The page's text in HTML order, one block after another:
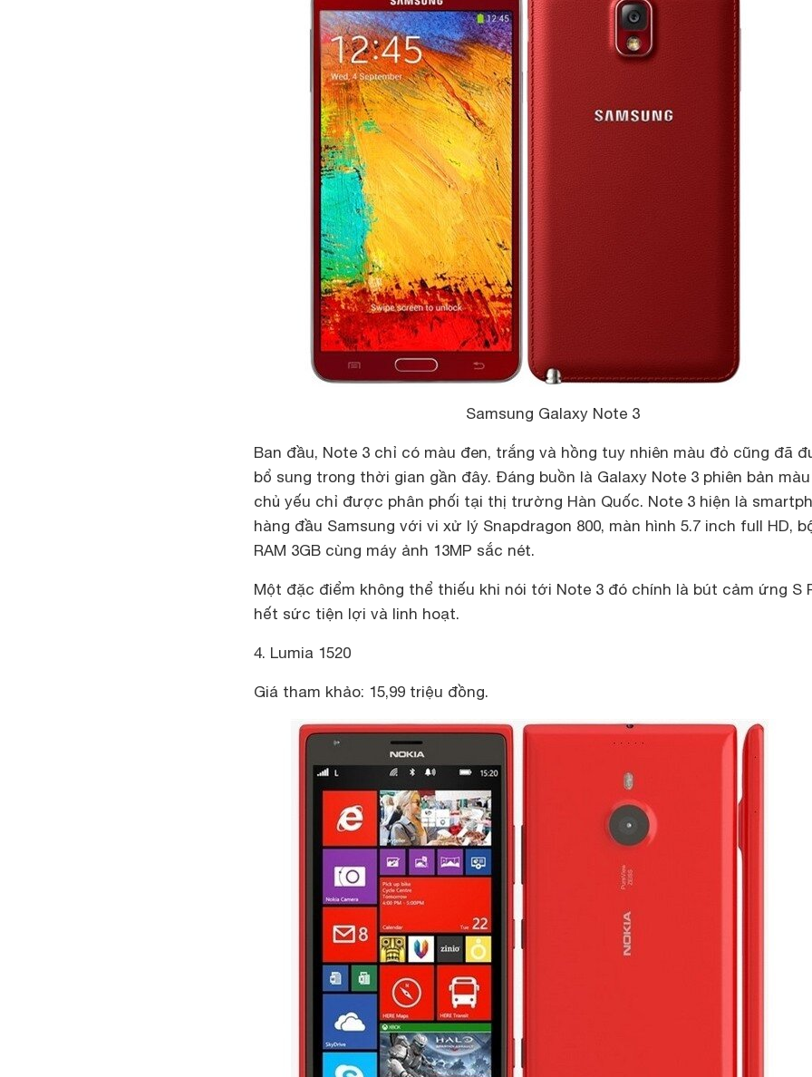
Samsung Galaxy Note 3
Ban đầu, Note 3 chỉ có màu đen, trắng và hồng tuy nhiên màu đỏ cũng đã
bổ sung trong thời gian gần đây. Đáng buồn là Galaxy Note 3 phiên bản
chủ yếu chỉ được phân phối tại thị trường Hàn Quốc. Note 3 hiện là
hàng đầu Samsung với vi xử lý Snapdragon 800, màn hình 5.7 inch full HD,
RAM 3GB cùng máy ảnh 13MP sắc nét.
Một đặc điểm không thể thiếu khi nói tới Note 3 đó chính là bút cảm ứng S
hết sức tiện lợi và linh hoạt.
4. Lumia 1520
Giá tham khảo: 15,99 triệu đồng.